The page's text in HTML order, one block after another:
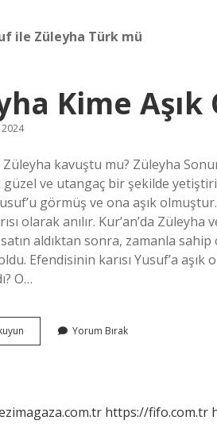
ile Züleyha Türk mü
Kime Aşık
2024
kavuştu mu? Züleyha
ve utangaç bir şekilde
görmüş ve ona aşık
olarak anılır. Kur’an’da
aldıktan sonra, zamanla
Efendisinin karısı Yusuf’a
O…
Züleyha
Kime
Yorum Bırak
https://fifo.com.tr